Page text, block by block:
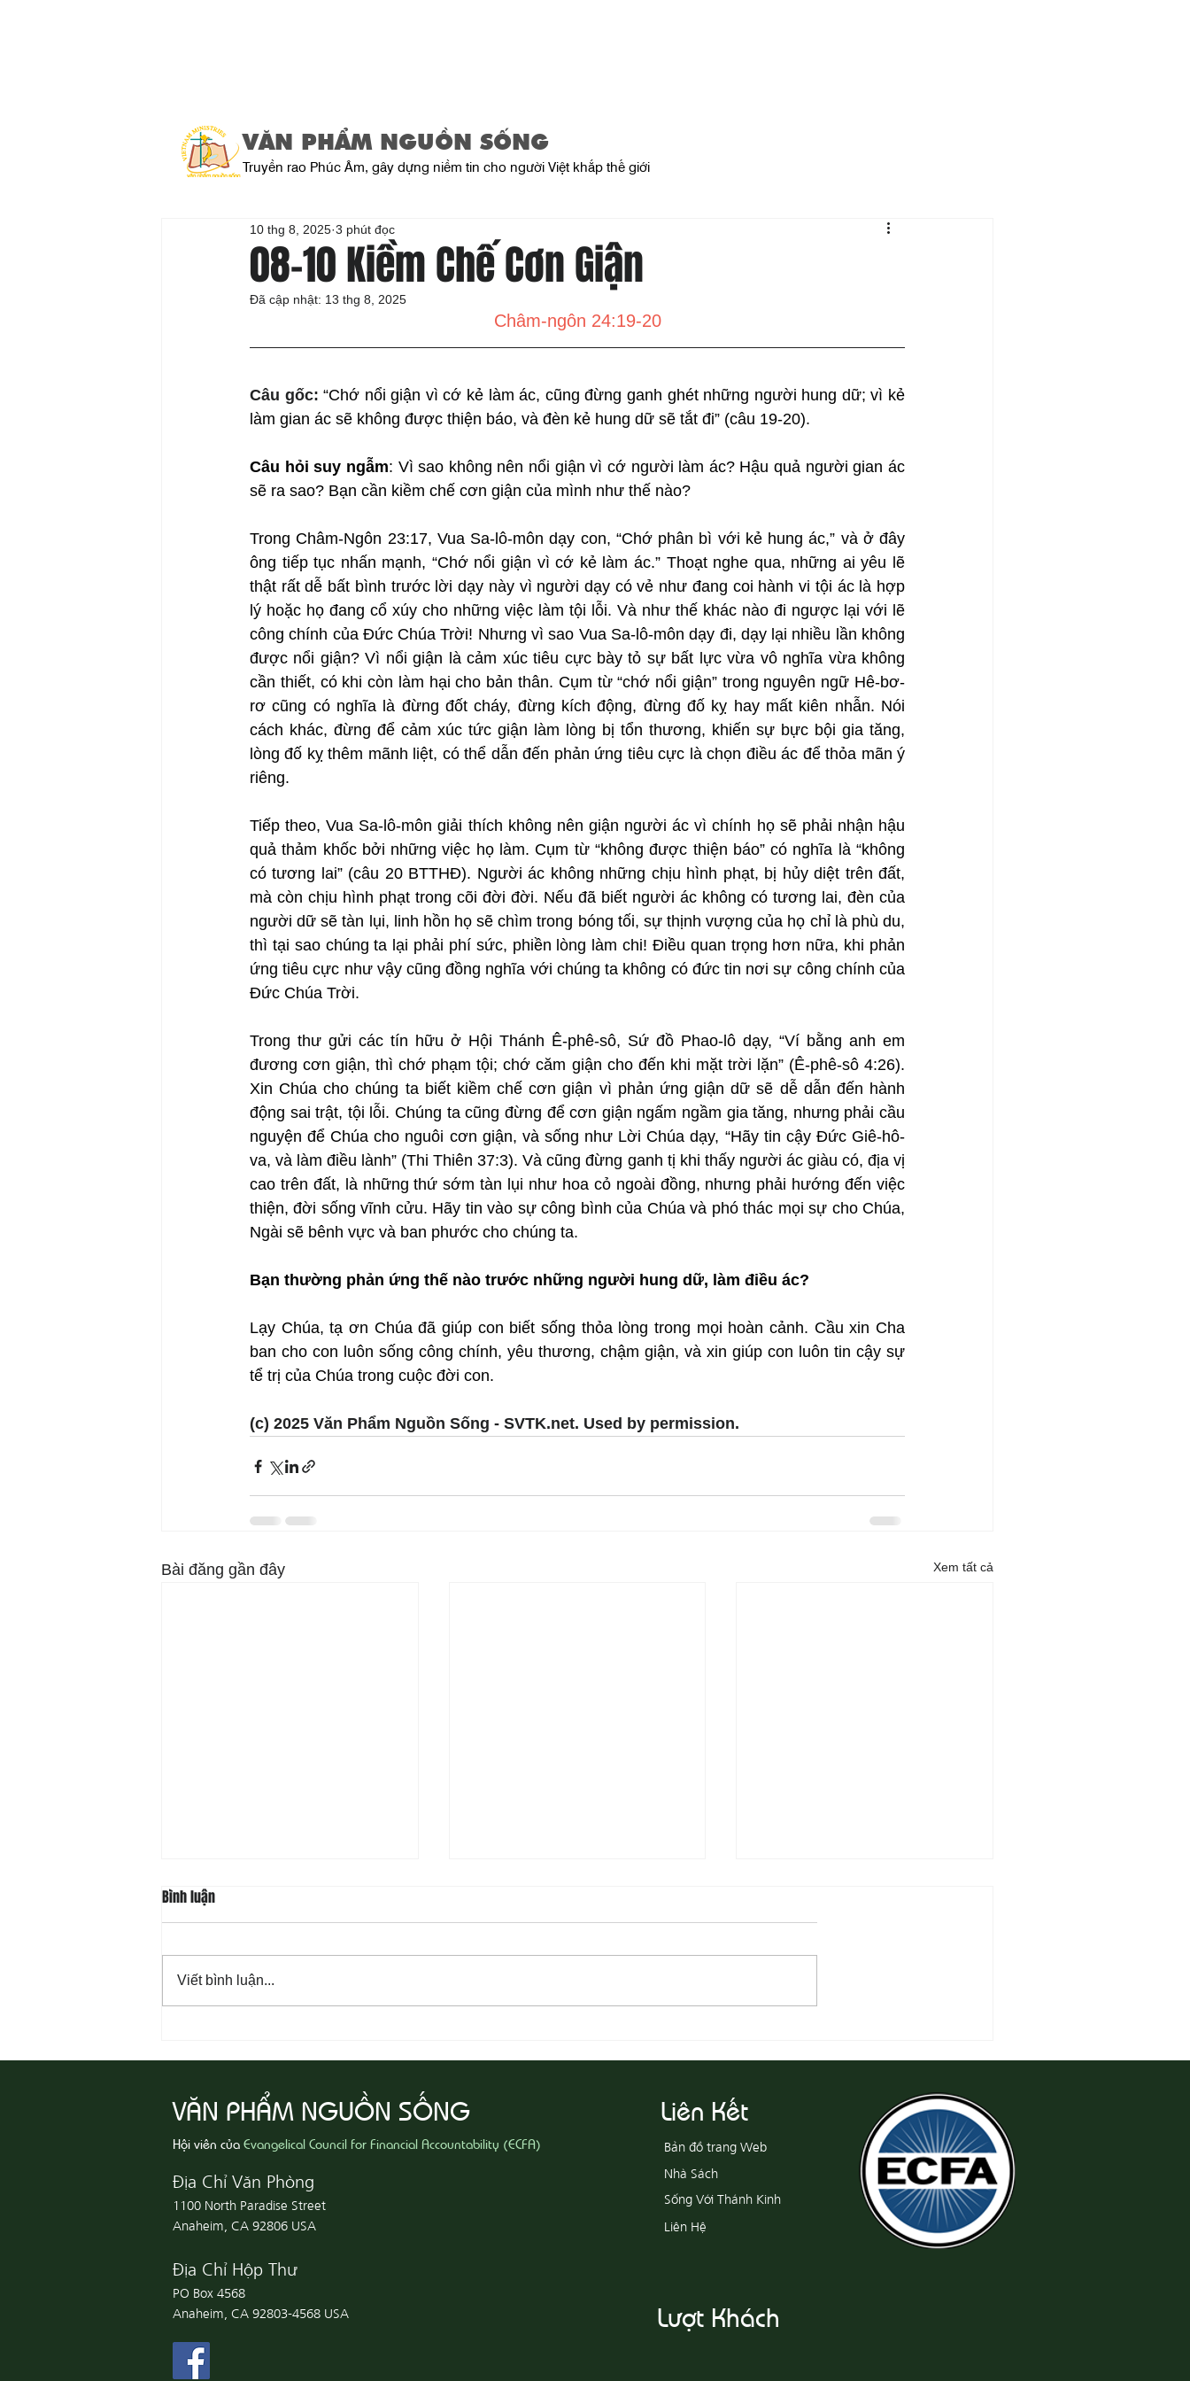
VĂN PHẨM NGUỒN SỐNG
Truyền rao Phúc Âm, gây dựng niềm tin cho người Việt khắp thế giới
08-10 Kiềm Chế Cơn Giận
10 thg 8, 2025 3 phút đọc
Đã cập nhật: 13 thg 8, 2025
Châm-ngôn 24:19-20
Câu gốc: “Chớ nổi giận vì cớ kẻ làm ác, cũng đừng ganh ghét những người hung dữ; vì kẻ
làm gian ác sẽ không được thiện báo, và đèn kẻ hung dữ sẽ tắt đi” (câu 19-20).
Câu hỏi suy ngẫm: Vì sao không nên nổi giận vì cớ người làm ác? Hậu quả người gian ác
sẽ ra sao? Bạn cần kiềm chế cơn giận của mình như thế nào?
Trong Châm-Ngôn 23:17, Vua Sa-lô-môn dạy con, “Chớ phân bì với kẻ hung ác,” và ở đây
ông tiếp tục nhấn mạnh, “Chớ nổi giận vì cớ kẻ làm ác.” Thoạt nghe qua, những ai yêu lẽ
thật rất dễ bất bình trước lời dạy này vì người dạy có vẻ như đang coi hành vi tội ác là hợp
lý hoặc họ đang cổ xúy cho những việc làm tội lỗi. Và như thế khác nào đi ngược lại với lẽ
công chính của Đức Chúa Trời! Nhưng vì sao Vua Sa-lô-môn dạy đi, dạy lại nhiều lần không
được nổi giận? Vì nổi giận là cảm xúc tiêu cực bày tỏ sự bất lực vừa vô nghĩa vừa không
cần thiết, có khi còn làm hại cho bản thân. Cụm từ “chớ nổi giận” trong nguyên ngữ Hê-bơ-
rơ cũng có nghĩa là đừng đốt cháy, đừng kích động, đừng đố kỵ hay mất kiên nhẫn. Nói
cách khác, đừng để cảm xúc tức giận làm lòng bị tổn thương, khiến sự bực bội gia tăng,
lòng đố kỵ thêm mãnh liệt, có thể dẫn đến phản ứng tiêu cực là chọn điều ác để thỏa mãn ý
riêng.
Tiếp theo, Vua Sa-lô-môn giải thích không nên giận người ác vì chính họ sẽ phải nhận hậu
quả thảm khốc bởi những việc họ làm. Cụm từ “không được thiện báo” có nghĩa là “không
có tương lai” (câu 20 BTTHĐ). Người ác không những chịu hình phạt, bị hủy diệt trên đất,
mà còn chịu hình phạt trong cõi đời đời. Nếu đã biết người ác không có tương lai, đèn của
người dữ sẽ tàn lụi, linh hồn họ sẽ chìm trong bóng tối, sự thịnh vượng của họ chỉ là phù du,
thì tại sao chúng ta lại phải phí sức, phiền lòng làm chi! Điều quan trọng hơn nữa, khi phản
ứng tiêu cực như vậy cũng đồng nghĩa với chúng ta không có đức tin nơi sự công chính của
Đức Chúa Trời.
Trong thư gửi các tín hữu ở Hội Thánh Ê-phê-sô, Sứ đồ Phao-lô dạy, “Ví bằng anh em
đương cơn giận, thì chớ phạm tội; chớ căm giận cho đến khi mặt trời lặn” (Ê-phê-sô 4:26).
Xin Chúa cho chúng ta biết kiềm chế cơn giận vì phản ứng giận dữ sẽ dễ dẫn đến hành
động sai trật, tội lỗi. Chúng ta cũng đừng để cơn giận ngấm ngầm gia tăng, nhưng phải cầu
nguyện để Chúa cho nguôi cơn giận, và sống như Lời Chúa dạy, “Hãy tin cậy Đức Giê-hô-
va, và làm điều lành” (Thi Thiên 37:3). Và cũng đừng ganh tị khi thấy người ác giàu có, địa vị
cao trên đất, là những thứ sớm tàn lụi như hoa cỏ ngoài đồng, nhưng phải hướng đến việc
thiện, đời sống vĩnh cửu. Hãy tin vào sự công bình của Chúa và phó thác mọi sự cho Chúa,
Ngài sẽ bênh vực và ban phước cho chúng ta.
Bạn thường phản ứng thế nào trước những người hung dữ, làm điều ác?
Lạy Chúa, tạ ơn Chúa đã giúp con biết sống thỏa lòng trong mọi hoàn cảnh. Cầu xin Cha
ban cho con luôn sống công chính, yêu thương, chậm giận, và xin giúp con luôn tin cậy sự
tể trị của Chúa trong cuộc đời con.
(c) 2025 Văn Phẩm Nguồn Sống - SVTK.net. Used by permission.
Bài đăng gần đây Xem tất cả
08-07 Nhân Từ Và Chân Thật
Khổ
Bình luận
Viết bình luận...
VĂN PHẨM NGUỒN SỐNG
Hội viên củaEvangelical Council for Financial Accountability (ECFA)
Địa Chỉ Văn Phòng
1100 North Paradise Street
Anaheim, CA 92806 USA
Địa Chỉ Hộp Thư
PO Box 4568
Anaheim, CA 92803-4568 USA
Liên Kết
Bản đồ trang Web
Nhà Sách
Sống Với Thánh Kinh
Liên Hệ
Lượt Khách